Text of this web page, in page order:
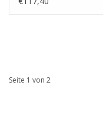
Seite 1 von 2